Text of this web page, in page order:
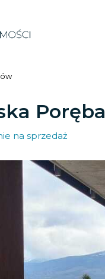
Poręba
na sprzedaż